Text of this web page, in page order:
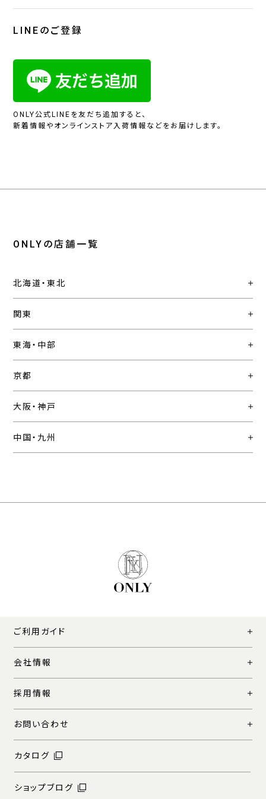
LINEのご登録
ONLY公式LINEを友だち追加すると、
新着情報やオンラインストア入荷情報などをお届けします。
ONLYの店舗一覧
北海道・東北
関東
東海・中部
京都
大阪・神戸
中国・九州
ご利用ガイド
会社情報
採用情報
お問い合わせ
カタログ
ショップブログ